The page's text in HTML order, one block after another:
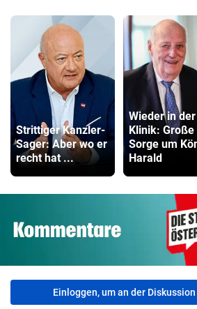
Strittiger Kanzler-
Sager: Aber wo er
recht hat ...
Wieder in der
Klinik: Große
Sorge um
Harald
Einloggen, um an der